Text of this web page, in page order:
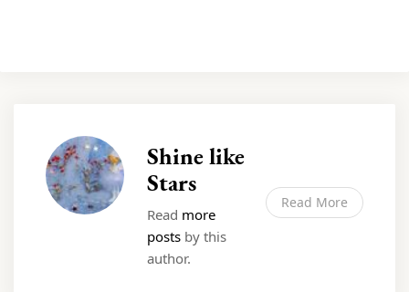
Shine like
Stars
Read more
posts by this
author.
Read More